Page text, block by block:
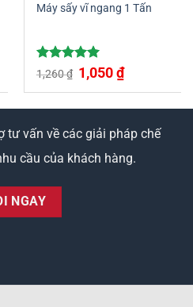
Máy sấy vĩ ngang 1 Tấn
Được xếp
hạng 5.00
5 sao
1,260₫ Giá
gốc
là:
1,050₫Giá
hiện
tại
1,050 ₫.
tư vấn về các giải pháp chế
cầu của khách hàng.
NGAY